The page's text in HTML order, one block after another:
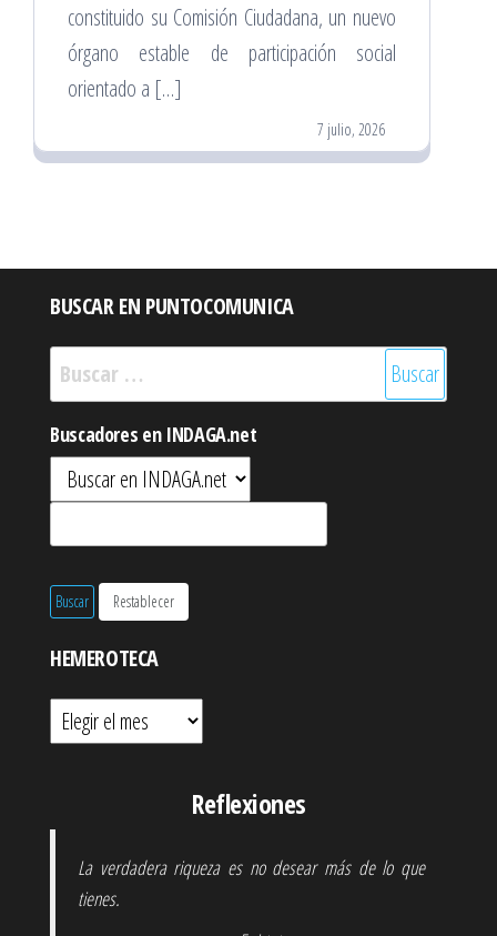
constituido su Comisión Ciudadana, un nuevo
órgano estable de participación social
orientado a […]
7 julio, 2026
BUSCAR EN PUNTOCOMUNICA
Buscar:
Buscadores en INDAGA.net
HEMEROTECA
Hemeroteca
Reflexiones
La verdadera riqueza es no desear más de lo que
tienes.